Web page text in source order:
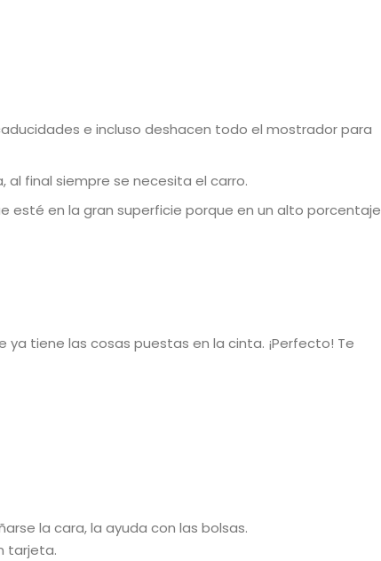
e incluso deshacen todo el mostrador para
final siempre se necesita el carro.
esté en la gran superficie porque en un alto porcentaje
tiene las cosas puestas en la cinta. ¡Perfecto! Te
la cara, la ayuda con las bolsas.
tarjeta.